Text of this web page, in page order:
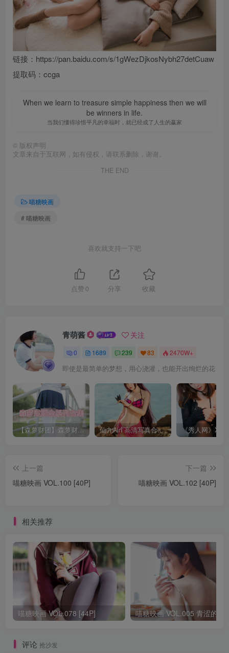
链接：https://pan.baidu.com/s/1gWezDjkosNybh27detCuaw
提取码：ccga
When we learn to treasure simple happiness then we will
be winners in life.
当我们懂得珍惜平凡的幸福时，就已经成了人生的赢家
© 版权声明
文章来自于互联网，如有侵权，请联系删除，谢谢。
THE END
喵糖映画
# 喵糖映画
喜欢就支持一下吧
点赞 0 分享 收藏
青萌酱 关注
0 1689 239 83 2470W+
即使是最简单的梦想，用心浇灌，也能开出绚烂的花
【森萝财团】森萝财团系列福利原版无水印合集下载[与本站内容同步更新] 仙九Airi 高清写真合集[持续更新]
上一篇
喵糖映画 VOL.100 [40P]
下一篇
喵糖映画 VOL.102 [40P]
相关推荐
喵糖映画 VOL.078 [44P]
评论 抢沙发